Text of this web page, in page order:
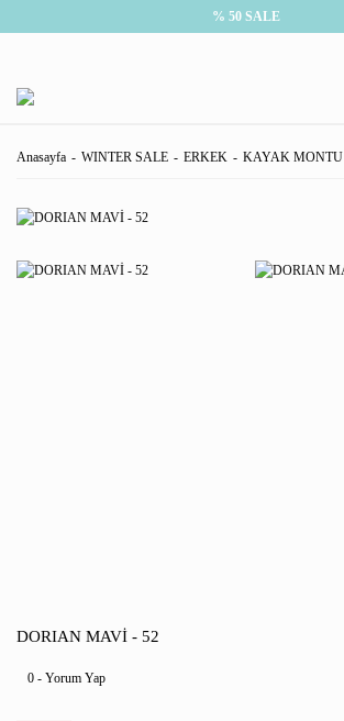
% 50 SALE
Anasayfa WINTER SALE ERKEK KAYAK MONTU
DORIAN MAVİ - 52
0 - Yorum Yap